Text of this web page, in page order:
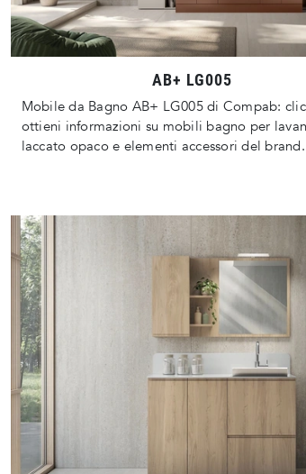
AB+ LG005
Mobile da Bagno AB+ LG005 di Compab:
ottieni informazioni su mobili bagno per
laccato opaco e elementi accessori del brand.